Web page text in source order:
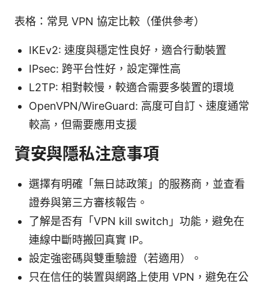
表格：常見 VPN 協定比較（僅供參考）
IKEv2: 速度與穩定性良好，適合行動裝置
IPsec: 跨平台性好，設定彈性高
L2TP: 相對較慢，較適合需要多裝置的環境
OpenVPN/WireGuard: 高度可自訂、速度通常
較高，但需要應用支援
資安與隱私注意事項
選擇有明確「無日誌政策」的服務商，並查看
證券與第三方審核報告。
了解是否有「VPN kill switch」功能，避免在
連線中斷時搬回真實 IP。
設定強密碼與雙重驗證（若適用）。
只在信任的裝置與網路上使用 VPN，避免在公